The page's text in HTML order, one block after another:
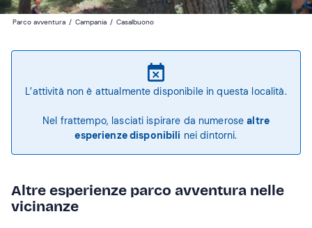
Parco avventura / Campania / Casalbuono
L’attività non è attualmente disponibile in questa località.
Nel frattempo, lasciati ispirare da numerosealtre
esperienze disponibili nei dintorni.
Altre esperienze parco avventura nelle
vicinanze